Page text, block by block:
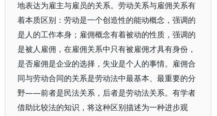
地表达为雇主与雇员的关系。劳动关系与雇佣关系有
着本质区别：劳动是一个创造性的能动概念，强调的
是人的工作本身；雇佣概念有着被动的性质，强调的
是被人雇佣，在雇佣关系中只有被雇佣才具有身份，
是否雇佣是企业的选择，失业是个人的事情。雇佣合
同与劳动合同的关系是劳动法中最基本、最重要的分
野——前者是民法关系，后者是劳动法关系。有学者
借助比较法的知识，将这种区别描述为一种进步观